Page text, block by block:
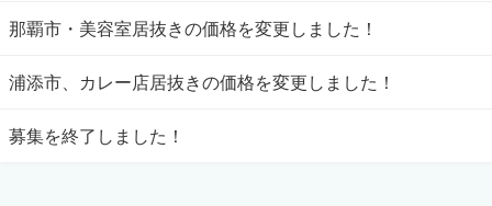
那覇市・美容室居抜きの価格を変更しました！
浦添市、カレー店居抜きの価格を変更しました！
募集を終了しました！